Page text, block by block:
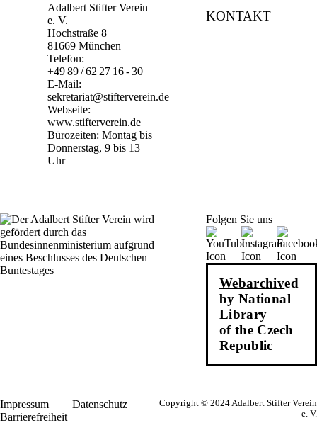
Adalbert Stifter Verein
e. V.
Hochstraße 8
81669 München
Telefon:
+49 89 / 62 27 16 - 30
E-Mail:
sekretariat@stifterverein.de
Webseite:
www.stifterverein.de
Bürozeiten: Montag bis
Donnerstag, 9 bis 13
Uhr
KONTAKT
Folgen Sie uns
Webarchived
by National
Library
of the Czech
Republic
Impressum
Datenschutz
Barrierefreiheit
Copyright © 2024 Adalbert Stifter Verein
e. V.